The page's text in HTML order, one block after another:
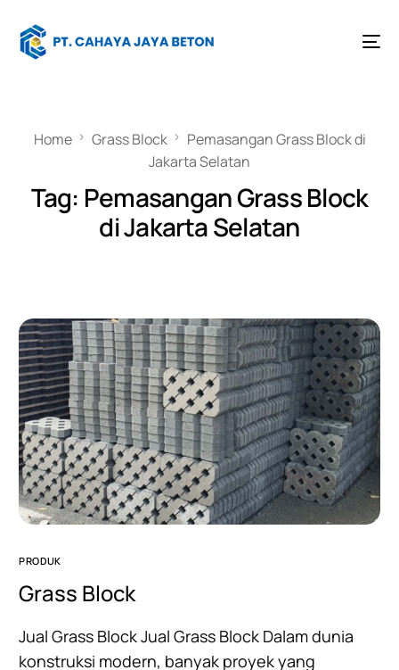
Home Grass Block
Pemasangan Grass Block di
Jakarta Selatan
Tag: Pemasangan Grass Block
di Jakarta Selatan
PRODUK
Grass Block
Jual Grass Block Jual Grass Block Dalam dunia
konstruksi modern, banyak proyek yang